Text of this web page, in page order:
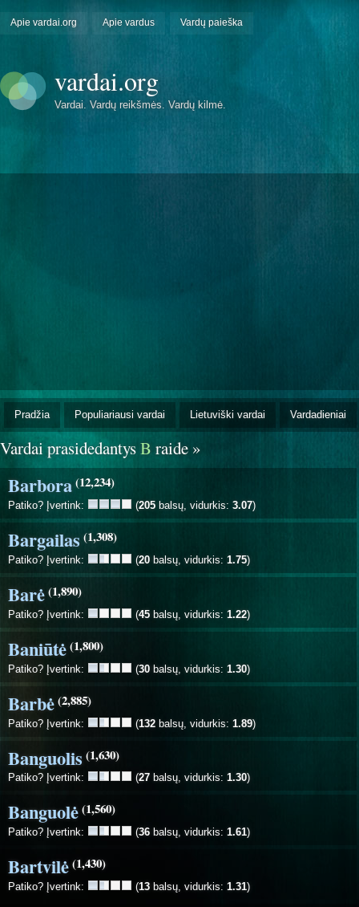
Apie vardai.org Apie vardus Vardų paieška
vardai.org
Vardai. Vardų reikšmės. Vardų kilmė.
Pradžia Populiariausi vardai Lietuviški vardai Vardadieniai
Vardai prasidedantysB raide »
Barbora(12,234)
Patiko? Įvertink: (205 balsų, vidurkis: 3.07)
Bargailas (1,308)
Patiko? Įvertink: (20 balsų, vidurkis: 1.75)
Barė(1,890)
Patiko? Įvertink: (45 balsų, vidurkis: 1.22)
Baniūtė(1,800)
Patiko? Įvertink: (30 balsų, vidurkis: 1.30)
Barbė(2,885)
Patiko? Įvertink: (132 balsų, vidurkis: 1.89)
Banguolis (1,630)
Patiko? Įvertink: (27 balsų, vidurkis: 1.30)
Banguolė(1,560)
Patiko? Įvertink: (36 balsų, vidurkis: 1.61)
Bartvilė(1,430)
Patiko? Įvertink: (13 balsų, vidurkis: 1.31)